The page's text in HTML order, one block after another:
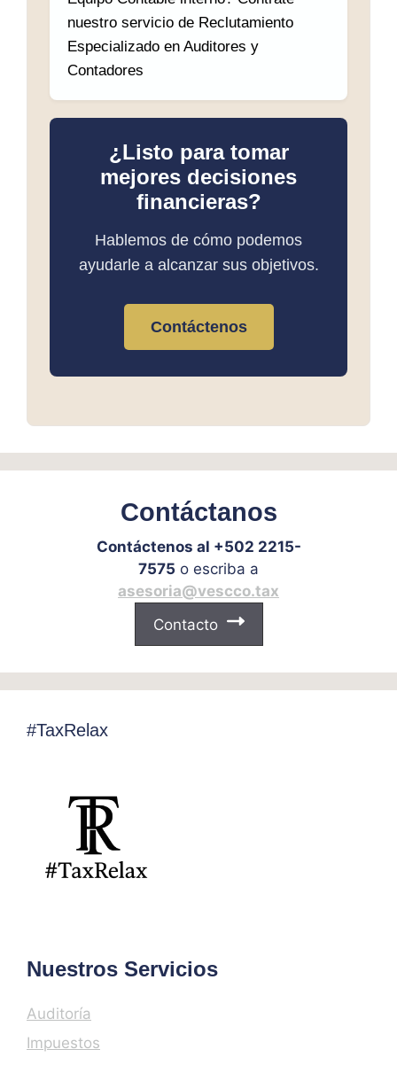
nuestro servicio de Reclutamiento
Especializado en Auditores y
Contadores
¿Listo para tomar
mejores decisiones
financieras?
Hablemos de cómo podemos
ayudarle a alcanzar sus objetivos.
Contáctenos
Contáctanos
Contáctenos al +502 2215-
7575 o escriba a
asesoria@vescco.tax
Contacto
#TaxRelax
Nuestros Servicios
Auditoría
Impuestos